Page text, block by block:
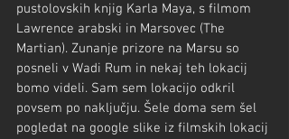
pustolovskih knjig Karla Maya, s filmom
Lawrence arabski in Marsovec (The
Martian). Zunanje prizore na Marsu so
posneli v Wadi Rum in nekaj teh lokacij
bomo videli. Sam sem lokacijo odkril
povsem po naključju. Šele doma sem šel
pogledat na google slike iz filmskih lokacij